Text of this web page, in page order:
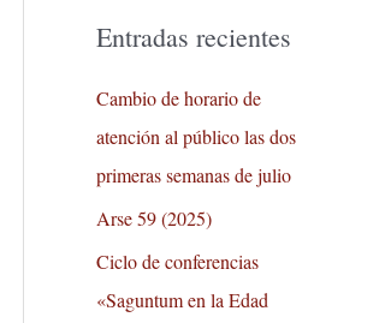
c
a
r
p
o
Entradas recientes
Cambio de horario de
atención al público las dos
primeras semanas de julio
Arse 59 (2025)
Ciclo de conferencias
«Saguntum en la Edad